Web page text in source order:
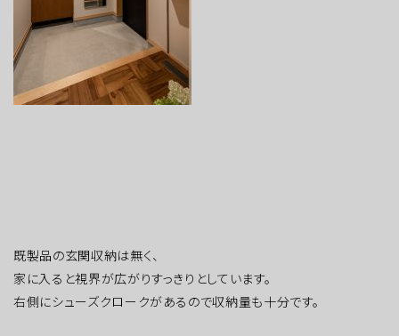
既製品の玄関収納は無く、
家に入ると視界が広がりすっきりとしています。
右側にシューズクロークがあるので収納量も十分です。